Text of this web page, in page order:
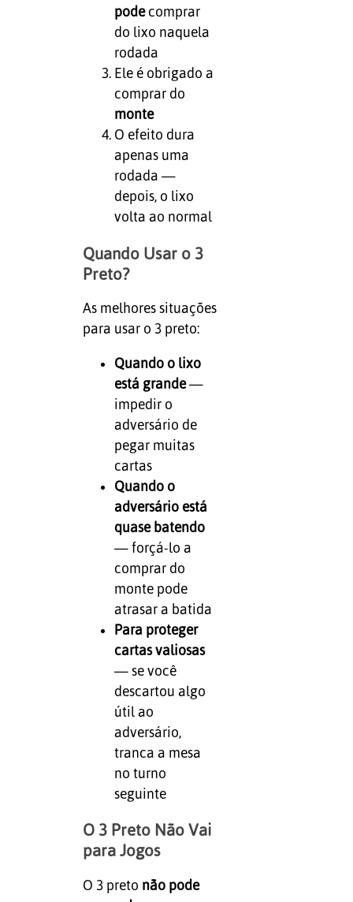
podecomprar
do lixo naquela
rodada
Ele é obrigado a
comprar do
monte
O efeito dura
apenas uma
rodada —
depois, o lixo
volta ao normal
Quando Usar o 3
Preto?
As melhores situações
para usar o 3 preto:
Quando o lixo
está grande—
impedir o
adversário de
pegar muitas
cartas
Quando o
adversário está
quase batendo
— forçá-lo a
comprar do
monte pode
atrasar a batida
Para proteger
cartas valiosas
— se você
descartou algo
útil ao
adversário,
tranca a mesa
no turno
seguinte
O 3 Preto Não Vai
para Jogos
O 3 preto não pode